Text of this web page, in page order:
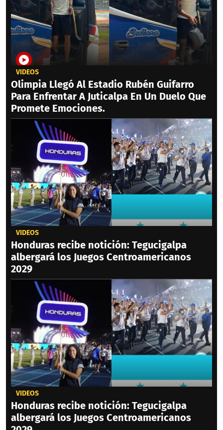
VIDEOS
Olimpia Llegó Al Estadio Rubén Guifarro
Para Enfrentar A Juticalpa En Un Duelo Que
Promete Emociones.
VIDEOS
Honduras recibe notición: Tegucigalpa
albergará los Juegos Centroamericanos
2029
VIDEOS
Honduras recibe notición: Tegucigalpa
albergará los Juegos Centroamericanos